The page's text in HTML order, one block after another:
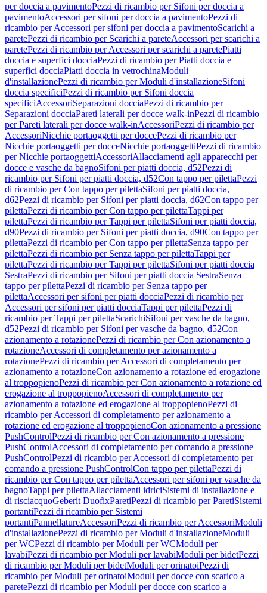
per doccia a pavimentoPezzi di ricambio per Sifoni per doccia a
pavimentoAccessori per sifoni per doccia a pavimentoPezzi di
ricambio per Accessori per sifoni per doccia a pavimentoScarichi a
paretePezzi di ricambio per Scarichi a pareteAccessori per scarichi a
paretePezzi di ricambio per Accessori per scarichi a paretePiatti
doccia e superfici docciaPezzi di ricambio per Piatti doccia e
superfici docciaPiatti doccia in vetrochinaModuli
d'installazionePezzi di ricambio per Moduli d'installazioneSifoni
doccia specificiPezzi di ricambio per Sifoni doccia
specificiAccessoriSeparazioni docciaPezzi di ricambio per
Separazioni docciaPareti laterali per docce walk-inPezzi di ricambio
per Pareti laterali per docce walk-inAccessoriPezzi di ricambio per
AccessoriNicchie portaoggetti per doccePezzi di ricambio per
Nicchie portaoggetti per docceNicchie portaoggettiPezzi di ricambio
per Nicchie portaoggettiAccessoriAllacciamenti agli apparecchi per
docce e vasche da bagnoSifoni per piatti doccia, d52Pezzi di
ricambio per Sifoni per piatti doccia, d52Con tappo per pilettaPezzi
di ricambio per Con tappo per pilettaSifoni per piatti doccia,
d62Pezzi di ricambio per Sifoni per piatti doccia, d62Con tappo per
pilettaPezzi di ricambio per Con tappo per pilettaTappi per
pilettaPezzi di ricambio per Tappi per pilettaSifoni per piatti doccia,
d90Pezzi di ricambio per Sifoni per piatti doccia, d90Con tappo per
pilettaPezzi di ricambio per Con tappo per pilettaSenza tappo per
pilettaPezzi di ricambio per Senza tappo per pilettaTappi per
pilettaPezzi di ricambio per Tappi per pilettaSifoni per piatti doccia
SestraPezzi di ricambio per Sifoni per piatti doccia SestraSenza
tappo per pilettaPezzi di ricambio per Senza tappo per
pilettaAccessori per sifoni per piatti docciaPezzi di ricambio per
Accessori per sifoni per piatti docciaTappi per pilettaPezzi di
ricambio per Tappi per pilettaScarichiSifoni per vasche da bagno,
d52Pezzi di ricambio per Sifoni per vasche da bagno, d52Con
azionamento a rotazionePezzi di ricambio per Con azionamento a
rotazioneAccessori di completamento per azionamento a
rotazionePezzi di ricambio per Accessori di completamento per
azionamento a rotazioneCon azionamento a rotazione ed erogazione
al troppopienoPezzi di ricambio per Con azionamento a rotazione ed
erogazione al troppopienoAccessori di completamento per
azionamento a rotazione ed erogazione al troppopienoPezzi di
ricambio per Accessori di completamento per azionamento a
rotazione ed erogazione al troppopienoCon azionamento a pressione
PushControlPezzi di ricambio per Con azionamento a pressione
PushControlAccessori di completamento per comando a pressione
PushControlPezzi di ricambio per Accessori di completamento per
comando a pressione PushControlCon tappo per pilettaPezzi di
ricambio per Con tappo per pilettaAccessori per sifoni per vasche da
bagnoTappi per pilettaAllacciamenti idriciSistemi di installazione e
di risciacquoGeberit DuofixParetiPezzi di ricambio per ParetiSistemi
portantiPezzi di ricambio per Sistemi
portantiPannellatureAccessoriPezzi di ricambio per AccessoriModuli
d'installazionePezzi di ricambio per Moduli d'installazioneModuli
per WCPezzi di ricambio per Moduli per WCModuli per
lavabiPezzi di ricambio per Moduli per lavabiModuli per bidetPezzi
di ricambio per Moduli per bidetModuli per orinatoiPezzi di
ricambio per Moduli per orinatoiModuli per docce con scarico a
paretePezzi di ricambio per Moduli per docce con scarico a